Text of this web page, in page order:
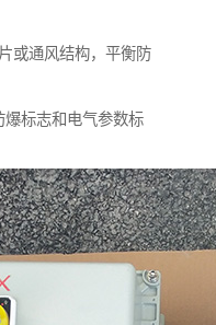
或通风结构，平衡防
爆标志和电气参数标